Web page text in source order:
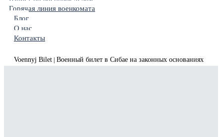
Горячая линия военкомата
Блог
О нас
Контакты
Voennyj Bilet Военный билет в Сибае на законных основаниях